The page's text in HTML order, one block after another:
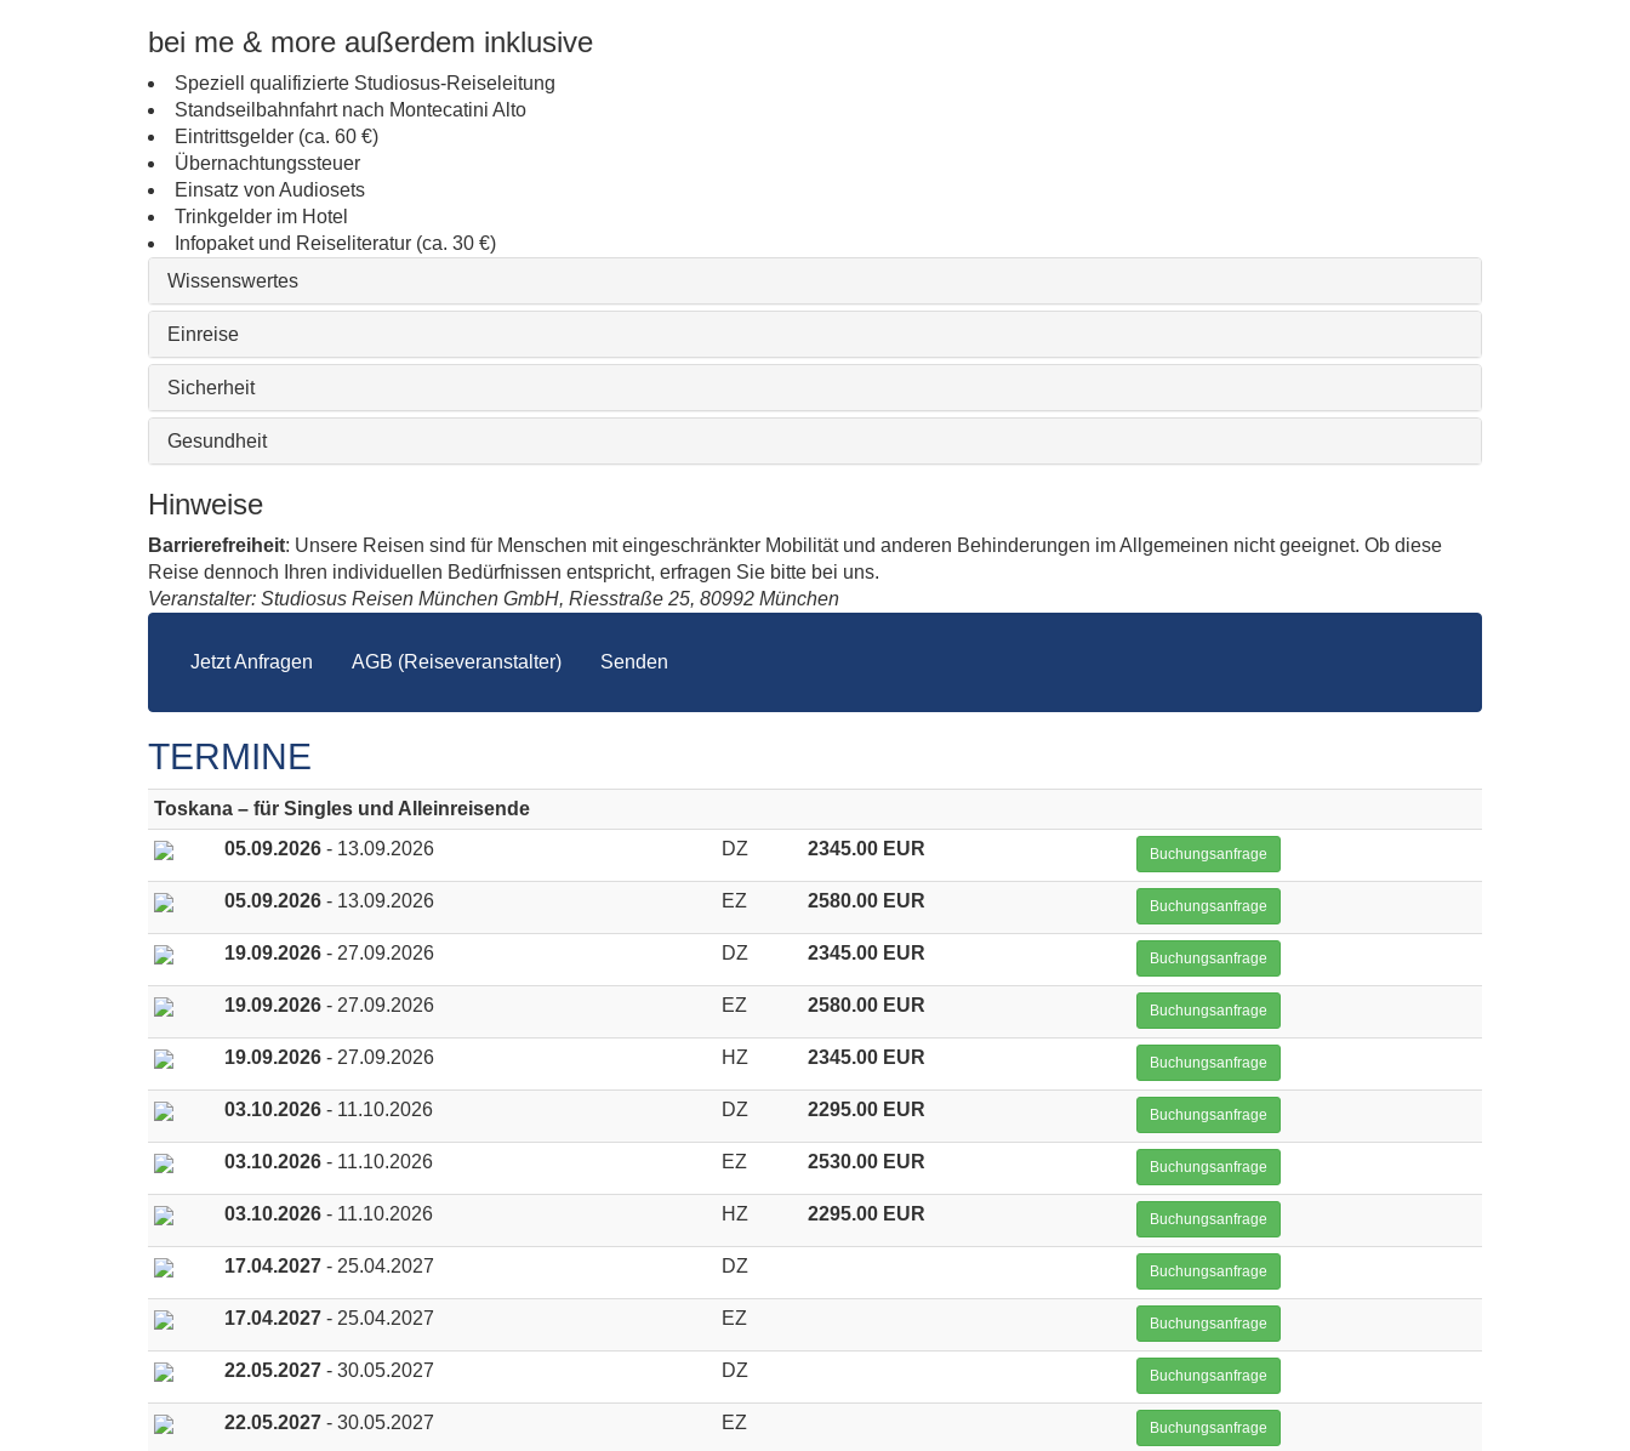
bei me & more außerdem inklusive
Speziell qualifizierte Studiosus-Reiseleitung
Standseilbahnfahrt nach Montecatini Alto
Eintrittsgelder (ca. 60 €)
Übernachtungssteuer
Einsatz von Audiosets
Trinkgelder im Hotel
Infopaket und Reiseliteratur (ca. 30 €)
Wissenswertes
Einreise
Sicherheit
Gesundheit
Hinweise
Barrierefreiheit: Unsere Reisen sind für Menschen mit eingeschränkter Mobilität und anderen Behinderungen im Allgemeinen nicht geeignet. Ob diese
Reise dennoch Ihren individuellen Bedürfnissen entspricht, erfragen Sie bitte bei uns.
Veranstalter: Studiosus Reisen München GmbH, Riesstraße 25, 80992 München
Jetzt Anfragen AGB (Reiseveranstalter) Senden
TERMINE
Toskana – für Singles und Alleinreisende
05.09.2026 - 13.09.2026 DZ 2345.00 EUR Buchungsanfrage
05.09.2026 - 13.09.2026 EZ 2580.00 EUR Buchungsanfrage
19.09.2026 - 27.09.2026 DZ 2345.00 EUR Buchungsanfrage
19.09.2026 - 27.09.2026 EZ 2580.00 EUR Buchungsanfrage
19.09.2026 - 27.09.2026 HZ 2345.00 EUR Buchungsanfrage
03.10.2026 - 11.10.2026 DZ 2295.00 EUR Buchungsanfrage
03.10.2026 - 11.10.2026 EZ 2530.00 EUR Buchungsanfrage
03.10.2026 - 11.10.2026 HZ 2295.00 EUR Buchungsanfrage
17.04.2027 - 25.04.2027 DZ Buchungsanfrage
17.04.2027 - 25.04.2027 EZ Buchungsanfrage
22.05.2027 - 30.05.2027 DZ Buchungsanfrage
22.05.2027 - 30.05.2027 EZ Buchungsanfrage